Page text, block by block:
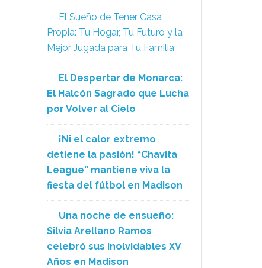
El Sueño de Tener Casa
Propia: Tu Hogar, Tu Futuro y la
Mejor Jugada para Tu Familia
El Despertar de Monarca:
El Halcón Sagrado que Lucha
por Volver al Cielo
¡Ni el calor extremo
detiene la pasión! “Chavita
League” mantiene viva la
fiesta del fútbol en Madison
Una noche de ensueño:
Silvia Arellano Ramos
celebró sus inolvidables XV
Años en Madison